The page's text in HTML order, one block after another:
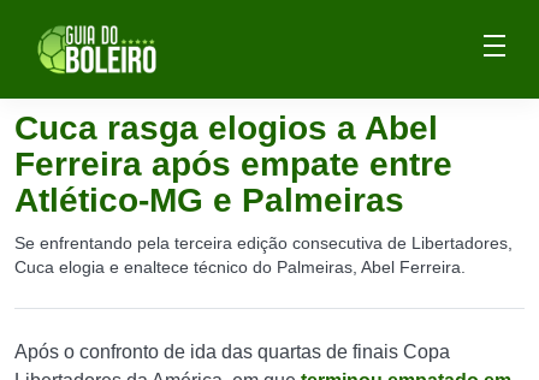
Cuca rasga elogios a Abel
Ferreira após empate entre
Atlético-MG e Palmeiras
Se enfrentando pela terceira edição consecutiva de Libertadores,
Cuca elogia e enaltece técnico do Palmeiras, Abel Ferreira.
Após o confronto de ida das quartas de finais Copa